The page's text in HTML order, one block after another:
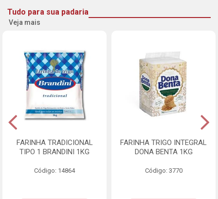
Tudo para sua padaria
Veja mais
FARINHA TRADICIONAL
TIPO 1 BRANDINI 1KG
Código: 14864
FARINHA TRIGO INTEGRAL
DONA BENTA 1KG
Código: 3770